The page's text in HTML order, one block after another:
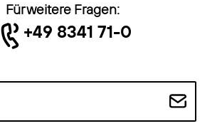
Für weitere Fragen:
+49 8341 71-0